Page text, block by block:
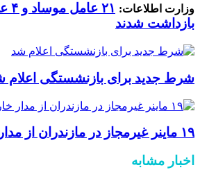
وزارت اطلاعات:
بازداشت شدند
شرط جدید برای بازنشستگی اعلام
۱۹ ماینر غیرمجاز در مازندران از مدار خارج شد
اخبار مشابه